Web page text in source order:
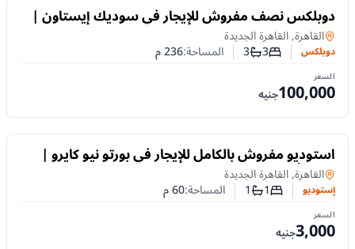
للايجار
دوبلكس نصف مفروش للإيجار في سوديك إيستاون |
236م² و3 غرف نومدوبلكس في
القاهرة, القاهرة الجديدة
دوبلكس عدد غرف النوم
3عدد الحمامات
3 المساحة:236م
السعر
100,000جنيه
للايجار
استوديو مفروش بالكامل للإيجار في بورتو نيو كايرو |
يومي أو شهري
إستوديوفي
القاهرة, القاهرة الجديدة
إستوديو عدد غرف النوم
1عدد الحمامات
1 المساحة:60م
السعر
3,000جنيه